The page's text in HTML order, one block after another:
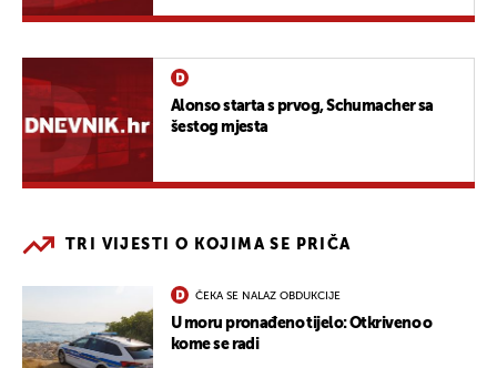
Alonso starta s prvog, Schumacher sa
šestog mjesta
TRI VIJESTI O KOJIMA SE PRIČA
ČEKA SE NALAZ OBDUKCIJE
U moru pronađeno tijelo: Otkriveno o
kome se radi